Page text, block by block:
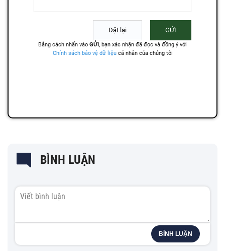
BÌNH LUẬN
BÌNH LUẬN